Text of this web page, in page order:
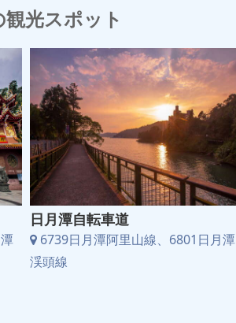
光スポット
日月潭自転車道
6739日月潭阿里山線、6801日月潭
渓頭線